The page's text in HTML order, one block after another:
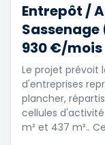
Entrepôt /
Sassenage
930 €/mois
Le projet prévoit
d'entreprises
plancher,
cellules
m² et 437 m²..